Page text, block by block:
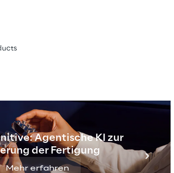
Agentische KI zur
der Fertigung
Mehr erfahren